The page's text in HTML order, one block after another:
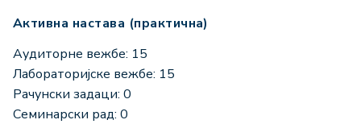
Активна настава (практична)
Аудиторне вежбе: 15
Лабораторијске вежбе: 15
Рачунски задаци: 0
Семинарски рад: 0